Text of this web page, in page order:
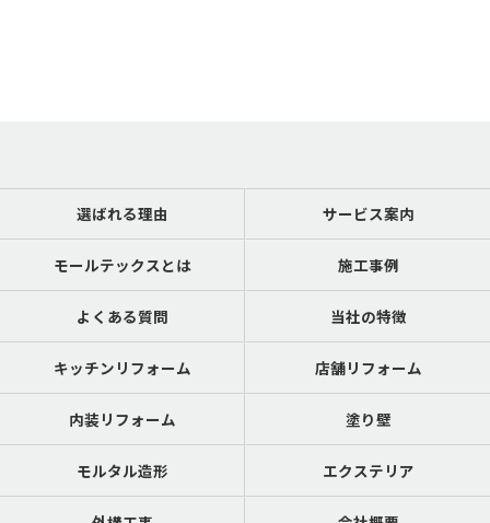
選ばれる理由 サービス案内
モールテックスとは 施工事例
よくある質問 当社の特徴
キッチンリフォーム 店舗リフォーム
内装リフォーム 塗り壁
モルタル造形 エクステリア